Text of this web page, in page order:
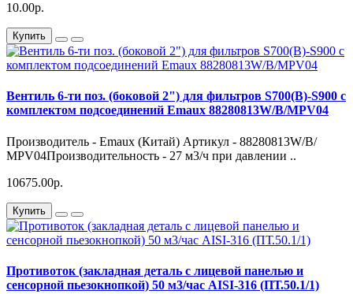
10.00р.
Купить
Вентиль 6-ти поз. (боковой 2") для фильтров S700(B)-S900 c
комплектом подсоединений Emaux 88280813W/B/MPV04
Производитель - Emaux (Китай) Артикул - 88280813W/B/
MPV04Производительность - 27 м3/ч при давлении ..
10675.00р.
Купить
Противоток (закладная деталь с лицевой панелью и
сенсорной пьезокнопкой) 50 м3/час AISI-316 (ПТ.50.1/1)